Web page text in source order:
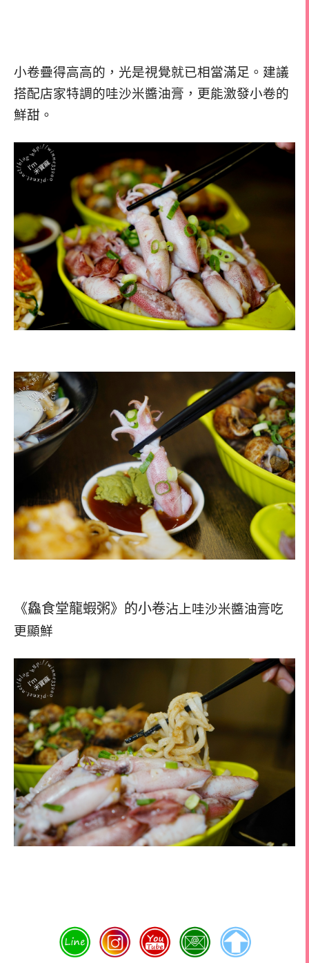
小卷疊得高高的，光是視覺就已相當滿足。建議
搭配店家特調的哇沙米醬油膏，更能激發小卷的
鮮甜。
《鱻食堂龍蝦粥》的小卷沾上哇沙米醬油膏吃
更顯鮮